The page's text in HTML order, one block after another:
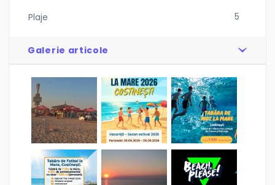
Plaje 5
Galerie articole